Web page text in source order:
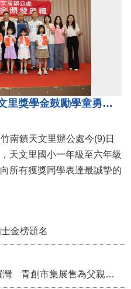
地方各界齊心支持教育 天文里獎學金鼓勵學童勇敢追夢
天文里國小一年級至六年級
所有獲獎同學表達最誠摯的
金榜題名
3對3戰鬥陀螺團體賽決戰銅鑼灣 青創市集展售為父親節增添繽紛